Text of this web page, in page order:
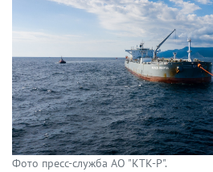
Фото пресс-служба АО "КТК-Р".